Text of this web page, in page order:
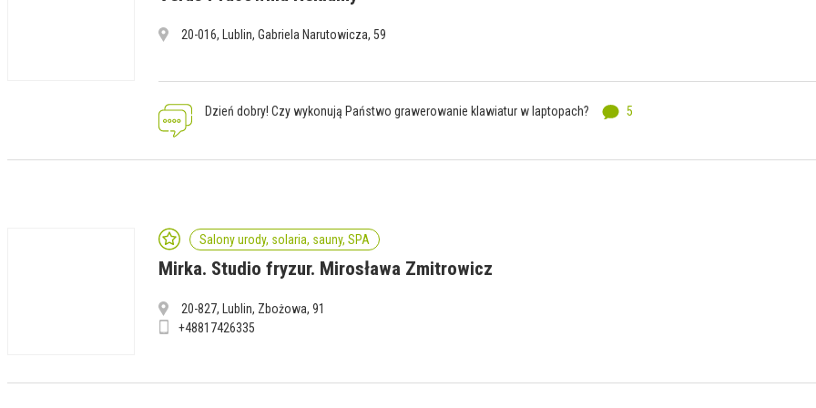
20-016, Lublin, Gabriela Narutowicza, 59
Dzień dobry! Czy wykonują Państwo grawerowanie klawiatur w laptopach? 5
Salony urody, solaria, sauny, SPA
Mirka. Studio fryzur. Mirosława Zmitrowicz
20-827, Lublin, Zbożowa, 91
+48817426335